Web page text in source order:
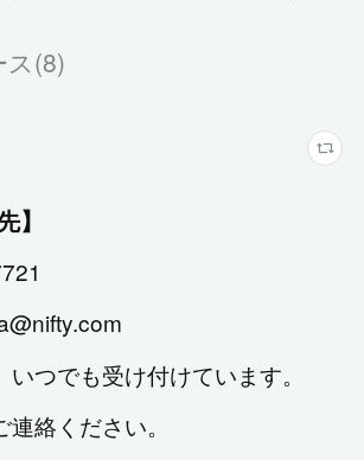
(8)
】
いつでも受け付けています。
絡ください。